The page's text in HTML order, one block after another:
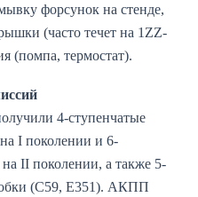
форсунок на стенде,
(часто течет на 1ZZ-
(помпа, термостат).
4-ступенчатые
I поколении и 6-
II поколении, а также 5-
(C59, E351). АКПП